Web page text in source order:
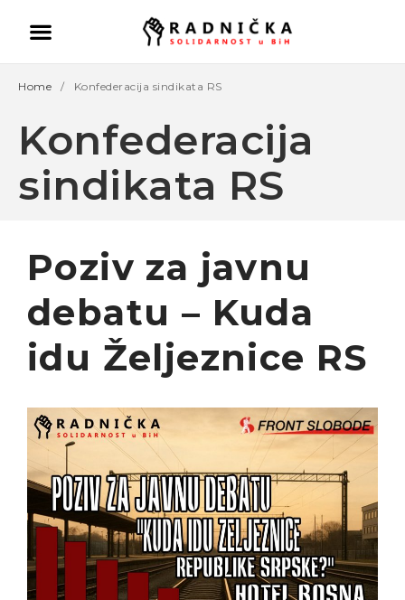
Doktori odlaze, vlast odbija
pregovore
Ako se ugasi željezara u
– mišljenja je ekonomista
Aleksa Milojević
Radnici Nove željezare
Zenica najavljuju štrajk:
„Sve ili ništa“
Uspon revizionizma i novi
talas ekstremne desnice
na Balkanu
Home / Konfederacija sindikata RS
Konfederacija
sindikata RS
Poziv za javnu
debatu – Kuda
idu Željeznice RS